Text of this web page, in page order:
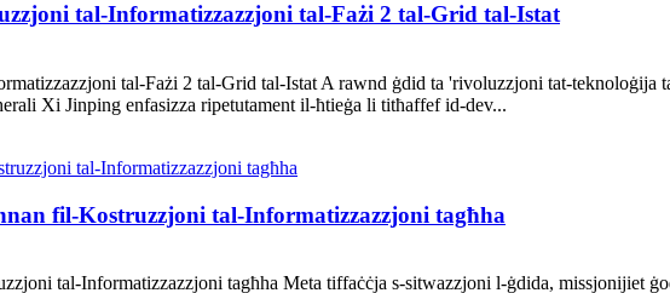
tal-Informatizzazzjoni tal-Fażi 2 tal-Grid tal-Istat
tal-Fażi 2 tal-Grid tal-Istat A rawnd ġdid ta 'rivoluzzjoni tat-teknoloġija
Xi Jinping enfasizza ripetutament il-ħtieġa li titħaffef id-dev...
fil-Kostruzzjoni tal-Informatizzazzjoni tagħha
tal-Informatizzazzjoni tagħha Meta tiffaċċja s-sitwazzjoni l-ġdida, missjonijiet